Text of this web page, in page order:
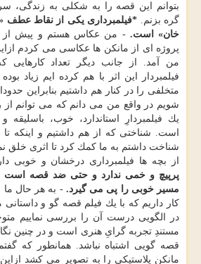
بتوانم این قصه را به شكلی به زندگی،
گره بزنم. *فیلمبرداری یكی از نقاط عطف
خان» است.- من عكاس هستم و پیش از
پروژه ای از مانكن ها عكاسی می كردم
من آمد. از جانب دیگر تعداد
فیلمبردار این اثر با هم كرده ایم زیاد
متخلفی را در كنار هم داشتیم بنابراین
شویم در واقع من می دانم كه می توانم از
یك فیلمبردارِ استاندارد، خوب،
است. شناختی كه از هم داشتیم و اینكه
شناخت داشتم به ما كمك كرد تا اثری خلق
از بچه ها فیلمبرداری درخشان و خوبی
پرپیچ و خمی ندارد و حتی ضد قصه است
مسیر خوبی را پی می گیرد.- به هر حال ما
كار داریم كه با یك فیلم قصه گو و
در الگویی درست آن را بررسی نماییم
مستندِ تجربه گرایِ هنری است و در چنین
قصه گویی اشتباه نباشد. همانطور كه
مانكن پلاستیكی را به تصویر می كشد